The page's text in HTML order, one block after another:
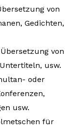
von
Gedichten,
Übersetzung von
usw.
oder
usw.
für